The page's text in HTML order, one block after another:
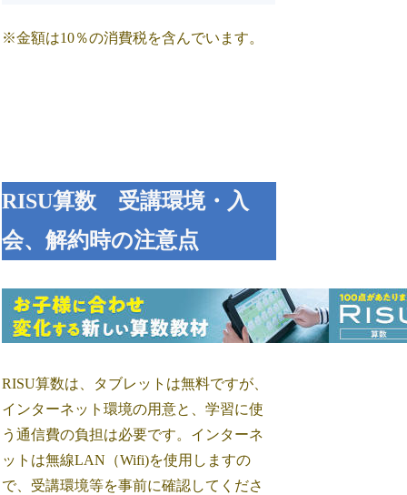
※金額は10％の消費税を含んでいます。
RISU算数 受講環境・入
会、解約時の注意点
RISU算数は、タブレットは無料ですが、
インターネット環境の用意と、学習に使
う通信費の負担は必要です。インターネ
ットは無線LAN（Wifi)を使用しますの
で、受講環境等を事前に確認してくださ